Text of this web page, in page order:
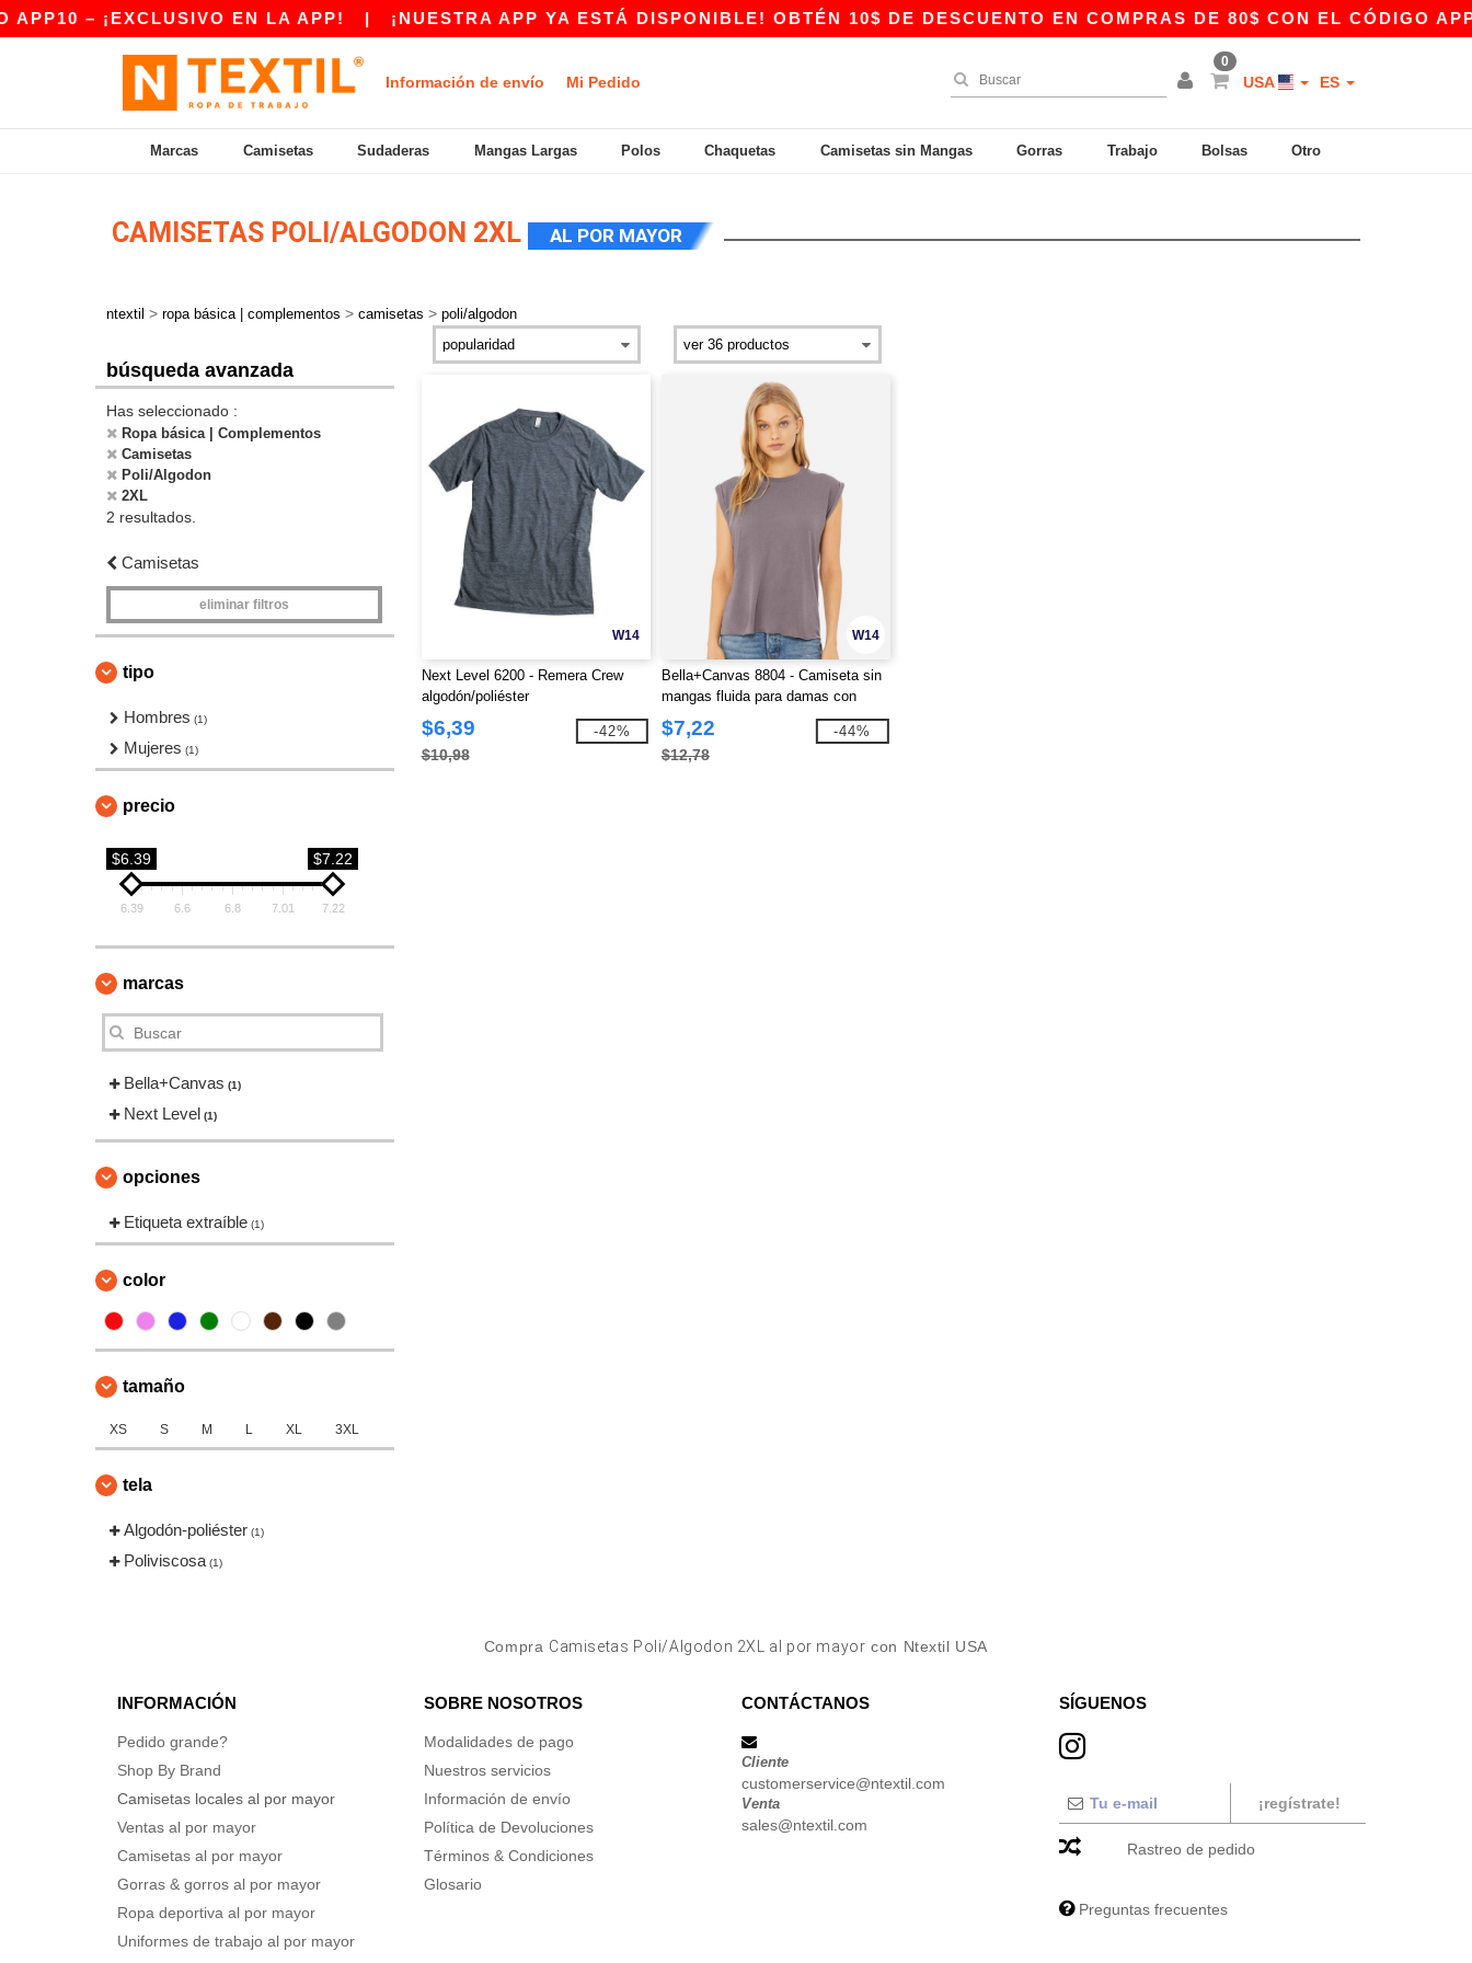
– ¡EXCLUSIVO EN LA APP!| ¡NUESTRA APP YA ESTÁ DISPONIBLE! OBTÉN 10$ DE DESCUENTO EN COMPRAS DE 80$ CON EL CÓDIGO
Información de envío Mi Pedido
0
USA ES
Marcas Camisetas Sudaderas Mangas Largas Polos Chaquetas Camisetas sin Mangas Gorras Trabajo Bolsas Otro
CAMISETAS POLI/ALGODON 2XL AL POR MAYOR
ntextil > ropa básica | complementos > camisetas > poli/algodon
búsqueda avanzada
Has seleccionado :
Ropa básica | Complementos
Camisetas
Poli/Algodon
2XL
2 resultados.
Camisetas
eliminar filtros
tipo
Hombres (1)
Mujeres (1)
precio
$6.39 $7.22
6.39 6.6 6.8 7.01 7.22
marcas
Bella+Canvas (1)
Next Level (1)
opciones
Etiqueta extraíble (1)
color
tamaño
XS S M L XL 3XL
tela
Algodón-poliéster (1)
Poliviscosa (1)
W14
Next Level 6200 - Remera Crew
algodón/poliéster
$6,39
$10,98
-42%
W14
Bella+Canvas 8804 - Camiseta sin
mangas fluida para damas con
puño enrollado
$7,22
$12,78
-44%
Compra Camisetas Poli/Algodon 2XL al por mayor con Ntextil USA
INFORMACIÓN
Pedido grande?
Shop By Brand
Camisetas locales al por mayor
Ventas al por mayor
Camisetas al por mayor
Gorras & gorros al por mayor
Ropa deportiva al por mayor
Uniformes de trabajo al por mayor
SOBRE NOSOTROS
Modalidades de pago
Nuestros servicios
Información de envío
Política de Devoluciones
Términos & Condiciones
Glosario
CONTÁCTANOS
Cliente
customerservice@ntextil.com
Venta
sales@ntextil.com
SÍGUENOS
¡regístrate!
Rastreo de pedido
Preguntas frecuentes